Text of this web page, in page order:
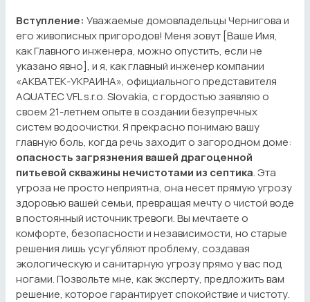
Вступление: Уважаемые домовладельцы Чернигова и
его живописных пригородов! Меня зовут [Ваше Имя,
как Главного инженера, можно опустить, если не
указано явно], и я, как главный инженер компании
«АКВАТЕК-УКРАИНА», официального представителя
AQUATEC VFL s.r.o. Slovakia, с гордостью заявляю о
своем 21-летнем опыте в создании безупречных
систем водоочистки. Я прекрасно понимаю вашу
главную боль, когда речь заходит о загородном доме:
опасность загрязнения вашей драгоценной
питьевой скважины нечистотами из септика. Эта
угроза не просто неприятна, она несет прямую угрозу
здоровью вашей семьи, превращая мечту о чистой воде
в постоянный источник тревоги. Вы мечтаете о
комфорте, безопасности и независимости, но старые
решения лишь усугубляют проблему, создавая
экологическую и санитарную угрозу прямо у вас под
ногами. Позвольте мне, как эксперту, предложить вам
решение, которое гарантирует спокойствие и чистоту.